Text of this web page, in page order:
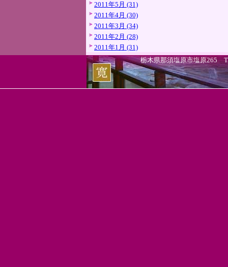
2011年5月 (31)
2011年4月 (30)
2011年3月 (34)
2011年2月 (28)
2011年1月 (31)
栃木県那須塩原市塩原265